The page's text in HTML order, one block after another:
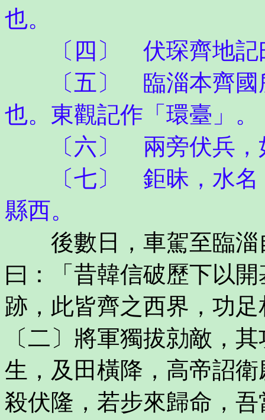
也。
〔四〕 伏琛齊地記曰
〔五〕 臨淄本齊國所
也。東觀記作「環臺」。
〔六〕 兩旁伏兵，
〔七〕 鉅昧，水名，
縣西。
後數日，車駕至臨淄
曰：「昔韓信破歷下以
跡，此皆齊之西界，功
〔二〕將軍獨拔勍敵，
生，及田橫降，高帝詔
殺伏隆，若步來歸命，